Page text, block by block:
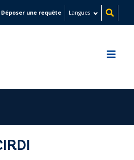
Déposer une requête Langues